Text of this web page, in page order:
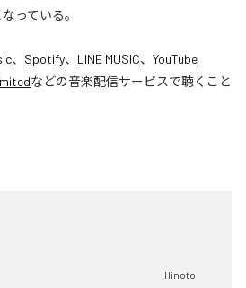
っている。
、 Spotify、 LINE MUSIC、 YouTube
などの音楽配信サービスで聴くこと
Hinoto